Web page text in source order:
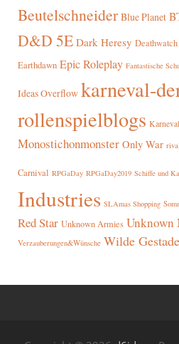
Beutelschneider Blue Planet
D&D 5E Dark Heresy Deathwatch
Earthdawn Epic Roleplay Fantastische
Ideas Overflow karneval-
rollenspielblogs
Monostichonmonster Only War
Carnival RPGaDay RPGaDay2019 Schiffe und
Industries SLAmas Shopping
Red Star Unknown Armies
Verzauberungen&Wünsche Wilde Gestade